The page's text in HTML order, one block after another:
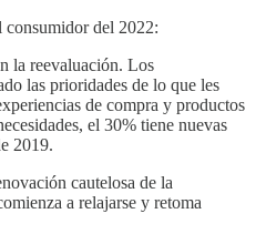
consumidor del 2022:
la reevaluación. Los
las prioridades de lo que les
de compra y productos
el 30% tiene nuevas
2019.
cautelosa de la
a relajarse y retoma